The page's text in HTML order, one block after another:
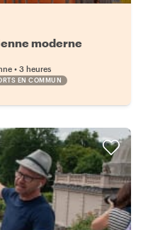
moderne
• 3 heures
EN COMMUN